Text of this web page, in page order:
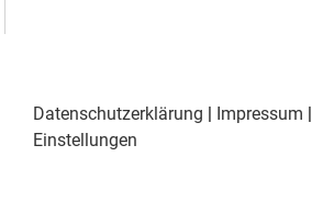
Datenschutzerklärung | Impressum |
Einstellungen